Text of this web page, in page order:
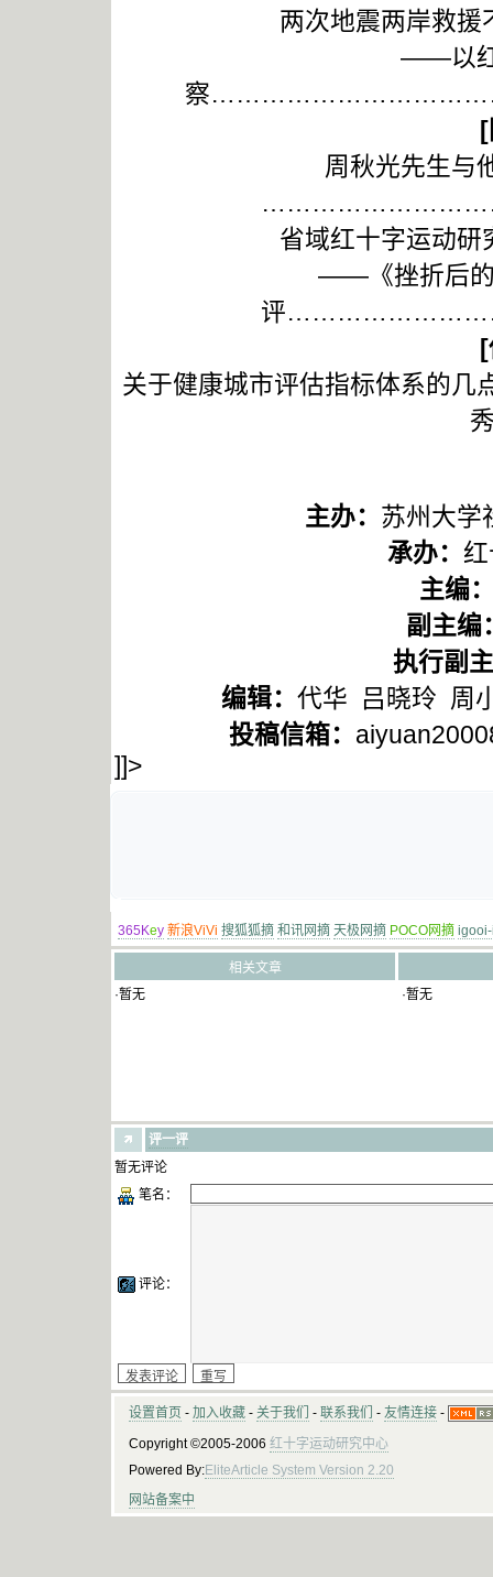
两次地震两岸救援不同
——以红
察
[
周秋光先生与
省域红十字运动研究
——《挫折后的
评
[
关于健康城市评估指标体
主办： 苏州大学
承办：
主编
副主编
执行副
编辑： 代华 吕晓玲 周
投稿信箱：
]]>
365Key 新浪ViVi 搜狐狐摘 和讯网摘 天极网摘 POCO网摘
相关文章
·暂无
·暂无
评一评
暂无评论
笔名：
评论：
设置首页 - 加入收藏 - 关于我们 - 联系我们 - 友情连接 -
Copyright ©2005-2006 红十字运动研究中心
Powered By:EliteArticle System Version 2.20
网站备案中